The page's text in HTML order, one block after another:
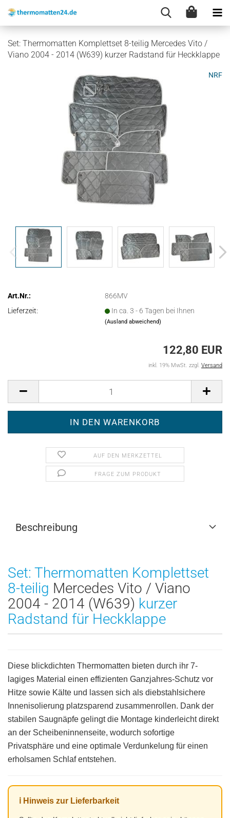
Set: Thermomatten Komplettset 8-teilig Mercedes Vito /
Viano 2004 - 2014 (W639) kurzer Radstand für Heckklappe
NRF
Art.Nr.:
866MV
Lieferzeit:
In ca. 3 - 6 Tagen bei Ihnen
(Ausland abweichend)
122,80 EUR
inkl. 19% MwSt. zzgl. Versand
AUF DEN MERKZETTEL
FRAGE ZUM PRODUKT
Beschreibung
Set: Thermomatten Komplettset
8-teilig Mercedes Vito / Viano
2004 - 2014 (W639) kurzer
Radstand für Heckklappe
Diese blickdichten Thermomatten bieten durch ihr 7-
lagiges Material einen effizienten Ganzjahres-Schutz vor
Hitze sowie Kälte und lassen sich als diebstahlsichere
Innenisolierung platzsparend zusammenrollen. Dank der
stabilen Saugnäpfe gelingt die Montage kinderleicht direkt
an der Scheibeninnenseite, wodurch sofortige
Privatsphäre und eine optimale Verdunkelung für einen
erholsamen Schlaf entstehen.
ℹ️ Hinweis zur Lieferbarkeit